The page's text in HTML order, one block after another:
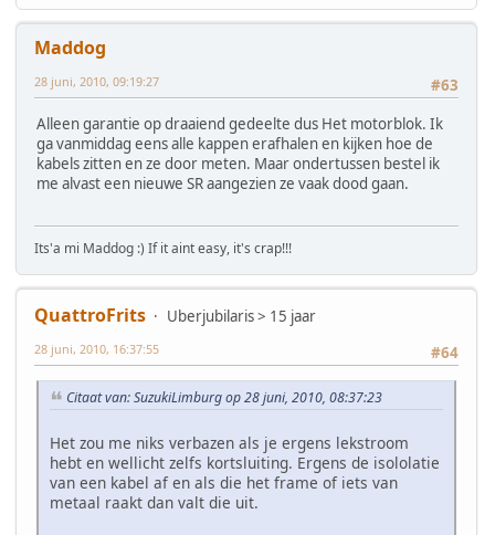
Maddog
#63
28 juni, 2010, 09:19:27
Alleen garantie op draaiend gedeelte dus Het motorblok. Ik
ga vanmiddag eens alle kappen erafhalen en kijken hoe de
kabels zitten en ze door meten. Maar ondertussen bestel ik
me alvast een nieuwe SR aangezien ze vaak dood gaan.
Its'a mi Maddog :) If it aint easy, it's crap!!!
QuattroFrits
Uberjubilaris > 15 jaar
#64
28 juni, 2010, 16:37:55
Citaat van: SuzukiLimburg op 28 juni, 2010, 08:37:23
Het zou me niks verbazen als je ergens lekstroom
hebt en wellicht zelfs kortsluiting. Ergens de isololatie
van een kabel af en als die het frame of iets van
metaal raakt dan valt die uit.